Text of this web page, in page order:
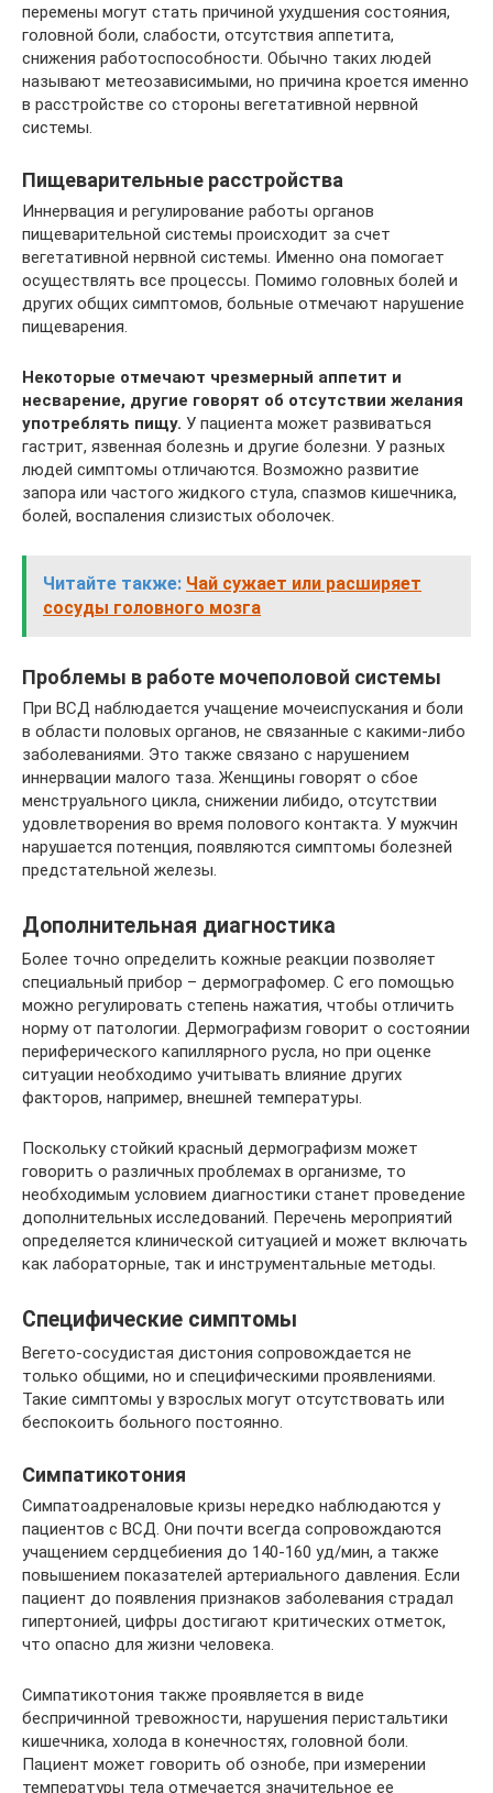
перемены могут стать причиной ухудшения состояния,
головной боли, слабости, отсутствия аппетита,
снижения работоспособности. Обычно таких людей
называют метеозависимыми, но причина кроется именно
в расстройстве со стороны вегетативной нервной
системы.
Пищеварительные расстройства
Иннервация и регулирование работы органов
пищеварительной системы происходит за счет
вегетативной нервной системы. Именно она помогает
осуществлять все процессы. Помимо головных болей и
других общих симптомов, больные отмечают нарушение
пищеварения.
Некоторые отмечают чрезмерный аппетит и
несварение, другие говорят об отсутствии желания
употреблять пищу. У пациента может развиваться
гастрит, язвенная болезнь и другие болезни. У разных
людей симптомы отличаются. Возможно развитие
запора или частого жидкого стула, спазмов кишечника,
болей, воспаления слизистых оболочек.
Читайте также: Чай сужает или расширяет
сосуды головного мозга
Проблемы в работе мочеполовой системы
При ВСД наблюдается учащение мочеиспускания и боли
в области половых органов, не связанные с какими-либо
заболеваниями. Это также связано с нарушением
иннервации малого таза. Женщины говорят о сбое
менструального цикла, снижении либидо, отсутствии
удовлетворения во время полового контакта. У мужчин
нарушается потенция, появляются симптомы болезней
предстательной железы.
Дополнительная диагностика
Более точно определить кожные реакции позволяет
специальный прибор – дермографомер. С его помощью
можно регулировать степень нажатия, чтобы отличить
норму от патологии. Дермографизм говорит о состоянии
периферического капиллярного русла, но при оценке
ситуации необходимо учитывать влияние других
факторов, например, внешней температуры.
Поскольку стойкий красный дермографизм может
говорить о различных проблемах в организме, то
необходимым условием диагностики станет проведение
дополнительных исследований. Перечень мероприятий
определяется клинической ситуацией и может включать
как лабораторные, так и инструментальные методы.
Специфические симптомы
Вегето-сосудистая дистония сопровождается не
только общими, но и специфическими проявлениями.
Такие симптомы у взрослых могут отсутствовать или
беспокоить больного постоянно.
Симпатикотония
Симпатоадреналовые кризы нередко наблюдаются у
пациентов с ВСД. Они почти всегда сопровождаются
учащением сердцебиения до 140-160 уд/мин, а также
повышением показателей артериального давления. Если
пациент до появления признаков заболевания страдал
гипертонией, цифры достигают критических отметок,
что опасно для жизни человека.
Симпатикотония также проявляется в виде
беспричинной тревожности, нарушения перистальтики
кишечника, холода в конечностях, головной боли.
Пациент может говорить об ознобе, при измерении
температуры тела отмечается значительное ее